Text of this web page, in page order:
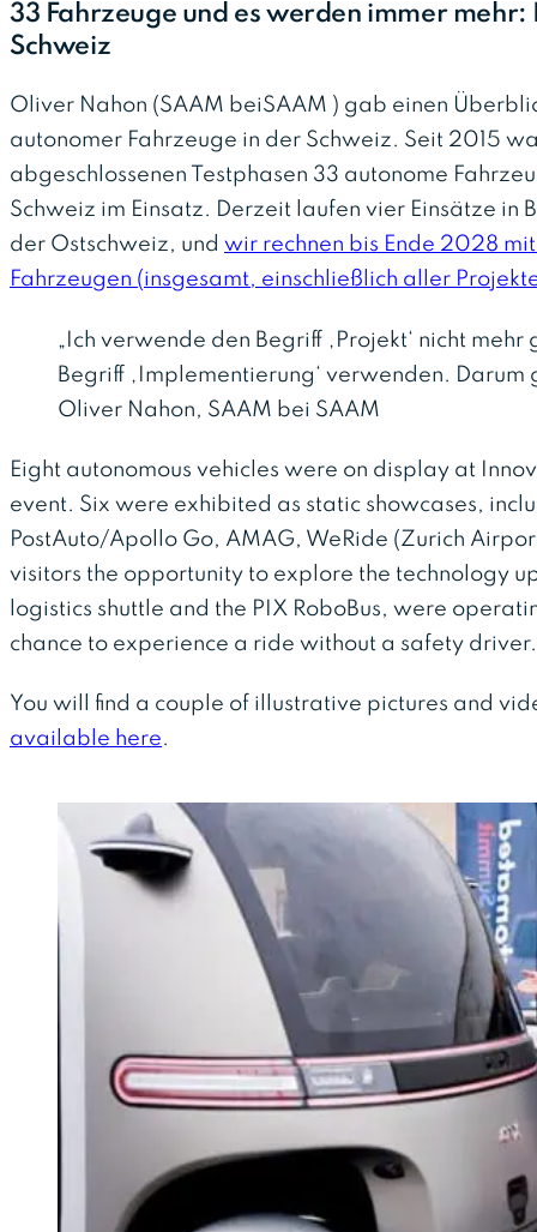
33 Fahrzeuge und es werden immer
Schweiz
Oliver Nahon (SAAM beiSAAM ) gab einen
autonomer Fahrzeuge in der Schweiz. Seit 2015
abgeschlossenen Testphasen 33 autonome
Schweiz im Einsatz. Derzeit laufen vier Einsätze in
der Ostschweiz, und wir rechnen bis Ende 2028
Fahrzeugen (insgesamt, einschließlich aller
„Ich verwende den Begriff ‚Projekt‘ nicht
Begriff ‚Implementierung‘ verwenden. Darum
Oliver Nahon, SAAM bei SAAM
Eight autonomous vehicles were on display at
event. Six were exhibited as static showcases,
PostAuto/Apollo Go, AMAG, WeRide (Zurich
visitors the opportunity to explore the technology
logistics shuttle and the PIX RoboBus, were
chance to experience a ride without a safety driver.
You will find a couple of illustrative pictures and
available here.